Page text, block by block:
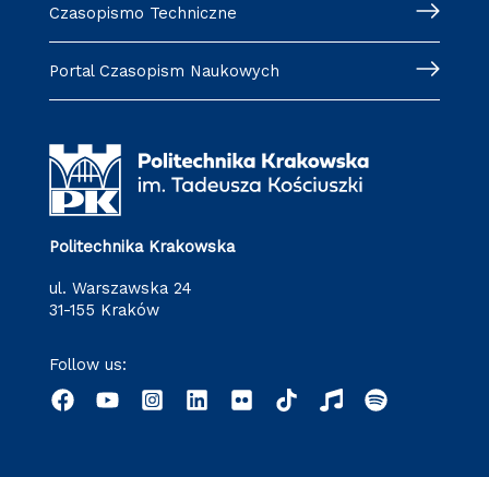
Czasopismo Techniczne
Portal Czasopism Naukowych
Politechnika Krakowska
ul. Warszawska 24
31-155 Kraków
Follow us: